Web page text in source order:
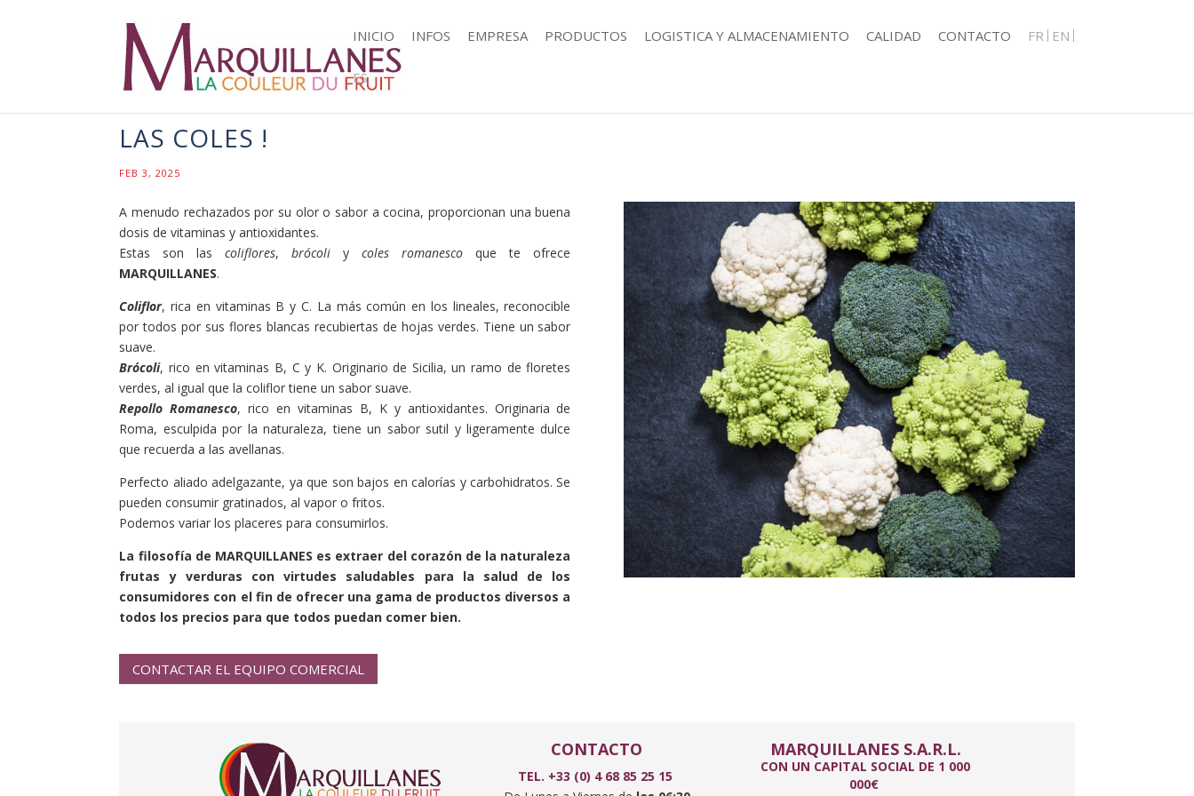
INICIO INFOS EMPRESA PRODUCTOS LOGISTICA Y ALMACENAMIENTO CALIDAD CONTACTO FR EN
ES
LAS COLES !
FEB 3, 2025
A menudo rechazados por su olor o sabor a cocina, proporcionan una buena
dosis de vitaminas y antioxidantes.
Estas son lascoliflores,brócoli y coles romanesco que te ofrece
MARQUILLANES.
Coliflor, rica en vitaminas B y C. La más común en los lineales, reconocible
por todos por sus flores blancas recubiertas de hojas verdes. Tiene un sabor
suave.
Brócoli, rico en vitaminas B, C y K. Originario de Sicilia, un ramo de floretes
verdes, al igual que la coliflor tiene un sabor suave.
Repollo Romanesco, rico en vitaminas B, K y antioxidantes. Originaria de
Roma, esculpida por la naturaleza, tiene un sabor sutil y ligeramente dulce
que recuerda a las avellanas.
Perfecto aliado adelgazante, ya que son bajos en calorías y carbohidratos. Se
pueden consumir gratinados, al vapor o fritos.
Podemos variar los placeres para consumirlos.
La filosofía de MARQUILLANES es extraer del corazón de la naturaleza
frutas y verduras con virtudes saludables para la salud de los
consumidores con el fin de ofrecer una gama de productos diversos a
todos los precios para que todos puedan comer bien.
CONTACTAR EL EQUIPO COMERCIAL
CONTACTO
TEL. +33 (0) 4 68 85 25 15
MARQUILLANES S.A.R.L.
CON UN CAPITAL SOCIAL DE 1 000
000€